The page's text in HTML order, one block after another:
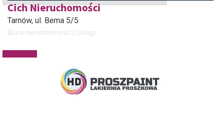
Cich Nieruchomości
Tarnów, ul. Bema 5/5
Biuro nieruchomości Usługi